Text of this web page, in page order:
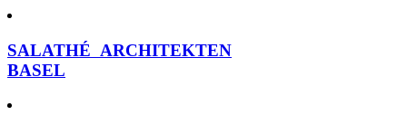
SALATHÉ ARCHITEKTEN
BASEL